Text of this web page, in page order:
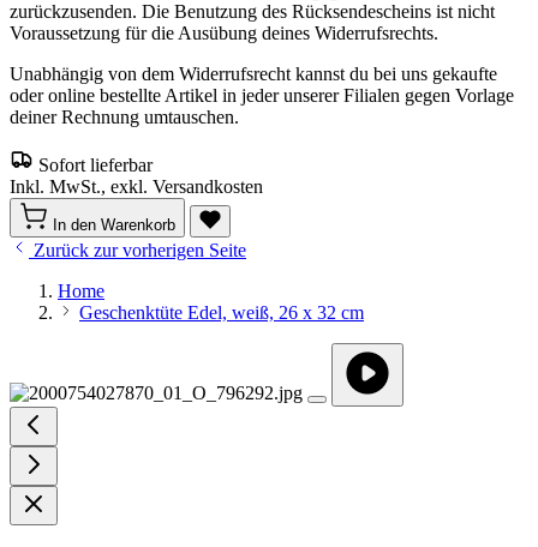
zurückzusenden. Die Benutzung des Rücksendescheins ist nicht
Voraussetzung für die Ausübung deines Widerrufsrechts.
Unabhängig von dem Widerrufsrecht kannst du bei uns gekaufte
oder online bestellte Artikel in jeder unserer Filialen gegen Vorlage
deiner Rechnung umtauschen.
Sofort lieferbar
Inkl. MwSt., exkl. Versandkosten
In den Warenkorb
Zurück zur vorherigen Seite
Home
Geschenktüte Edel, weiß, 26 x 32 cm